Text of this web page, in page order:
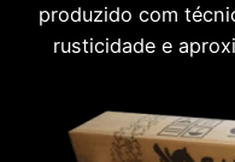
produzido com
rusticidade e